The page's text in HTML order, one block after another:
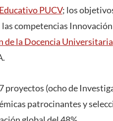
PUCV; los
las competencias
de la Docencia Universitaria
proyectos (ocho de
patrocinantes y